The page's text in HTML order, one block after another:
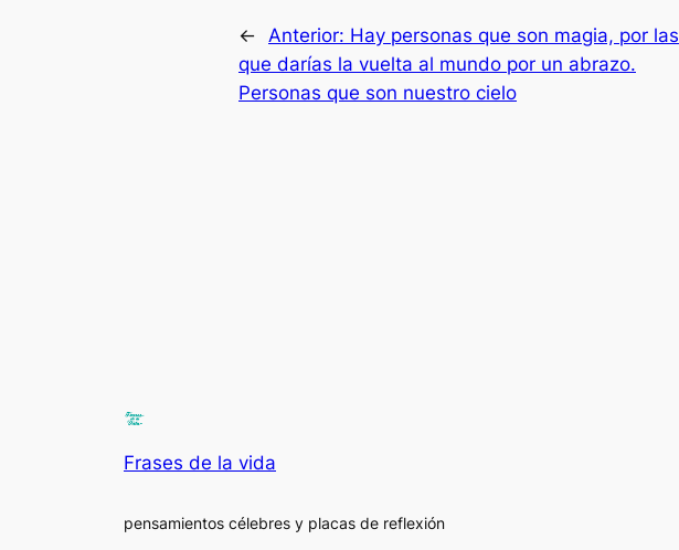
← Anterior: Hay personas que son magia, por las
que darías la vuelta al mundo por un abrazo.
Personas que son nuestro cielo
Frases de la vida
pensamientos célebres y placas de reflexión